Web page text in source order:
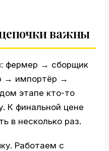
важны
фермер → сборщик
→ импортёр →
этапе кто-то
К финальной цене
в несколько раз.
Работаем с